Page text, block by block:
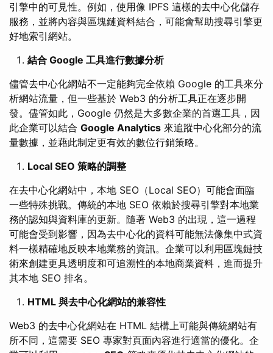
引擎中的可見性。例如，使用像 IPFS 這樣的去中心化儲存
服務，並將內容與區塊鏈資料結合，可能會幫助搜尋引擎更
好地索引網站。
結合 Google 工具進行數據分析
儘管去中心化網站不一定能夠完全依賴 Google 的工具來分
析網站流量，但一些基於 Web3 的分析工具正在逐步開
發。儘管如此，Google 仍然是大多數企業的首選工具，因
此企業可以結合 Google Analytics 來追蹤中心化部分的流
量數據，並藉此制定更有效的數位行銷策略。
Local SEO 策略的調整
在去中心化網站中，本地 SEO（Local SEO）可能會面臨
一些特殊挑戰。傳統的本地 SEO 依賴於搜尋引擎對本地業
務的認知與資料庫的更新。隨著 Web3 的出現，這一過程
可能會受到影響，因為去中心化的資料可能無法像集中式資
料一樣精確地反映本地業務的資訊。企業可以利用區塊鏈技
術來創建更具透明度和可追溯性的本地商業資料，進而提升
其本地 SEO 排名。
HTML 與去中心化網站的兼容性
Web3 的去中心化網站在 HTML 結構上可能與傳統網站有
所不同，這需要 SEO 專家對頁面內容進行適當的優化。企